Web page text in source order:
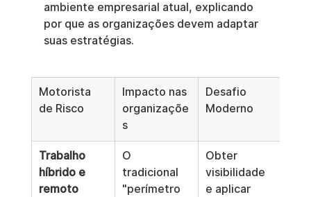
ambiente empresarial atual, explicando
por que as organizações devem adaptar
suas estratégias.
Motorista
de Risco
Impacto nas
organizaçõe
s
Desafio
Moderno
Trabalho
híbrido e
remoto
O
tradicional
"perímetro
Obter
visibilidade
e aplicar